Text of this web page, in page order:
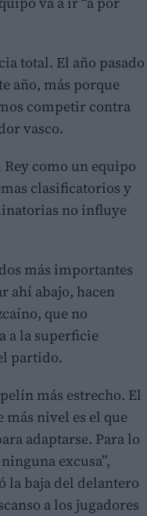
total. El año pasado
año, más porque
competir contra
vasco.
como un equipo
clasificatorios y
no influye
más importantes
ahí abajo, hacen
que no
a la superficie
partido.
más estrecho. El
más nivel es el que
adaptarse. Para lo
excusa”,
la baja del delantero
a los jugadores